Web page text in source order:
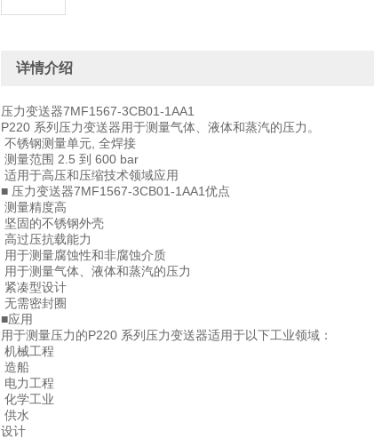
详情介绍
压力变送器7MF1567-3CB01-1AA1
P220 系列压力变送器用于测量气体、液体和蒸汽的压力。
不锈钢测量单元, 全焊接
测量范围 2.5 到 600 bar
适用于高压和压缩技术领域应用
■ 压力变送器7MF1567-3CB01-1AA1优点
测量精度高
坚固的不锈钢外壳
高过压抗载能力
用于测量腐蚀性和非腐蚀介质
用于测量气体、液体和蒸汽的压力
紧凑型设计
无需密封圈
■应用
用于测量压力的P220 系列压力变送器适用于以下工业领域：
机械工程
造船
电力工程
化学工业
供水
设计